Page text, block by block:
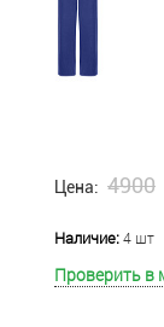
Цена: 4900
Наличие:4 шт
Проверить в